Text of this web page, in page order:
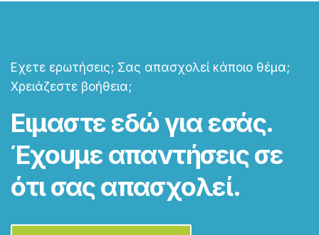
Εχετε ερωτήσεις; Σας απασχολεί κάποιο θέμα;
Χρειάζεστε βοήθεια;
Ειμαστε εδώ για εσάς.
Έχουμε απαντήσεις σε
ότι σας απασχολεί.